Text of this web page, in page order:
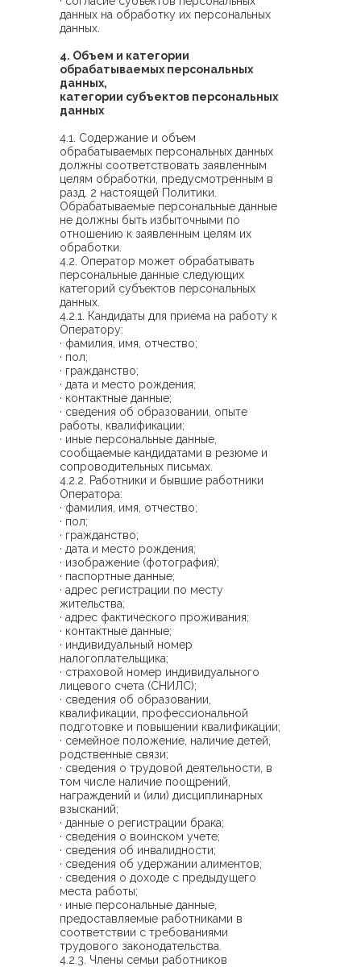
данных на обработку их персональных
данных.
4. Объем и категории
обрабатываемых персональных
данных,
категории субъектов персональных
данных
4.1. Содержание и объем
обрабатываемых персональных данных
должны соответствовать заявленным
целям обработки, предусмотренным в
разд. 2 настоящей Политики.
Обрабатываемые персональные данные
не должны быть избыточными по
отношению к заявленным целям их
обработки.
4.2. Оператор может обрабатывать
персональные данные следующих
категорий субъектов персональных
данных.
4.2.1. Кандидаты для приема на работу к
Оператору:
· фамилия, имя, отчество;
· пол;
· гражданство;
· дата и место рождения;
· контактные данные;
· сведения об образовании, опыте
работы, квалификации;
· иные персональные данные,
сообщаемые кандидатами в резюме и
сопроводительных письмах.
4.2.2. Работники и бывшие работники
Оператора:
· фамилия, имя, отчество;
· пол;
· гражданство;
· дата и место рождения;
· изображение (фотография);
· паспортные данные;
· адрес регистрации по месту
жительства;
· адрес фактического проживания;
· контактные данные;
· индивидуальный номер
налогоплательщика;
· страховой номер индивидуального
лицевого счета (СНИЛС);
· сведения об образовании,
квалификации, профессиональной
подготовке и повышении квалификации;
· семейное положение, наличие детей,
родственные связи;
· сведения о трудовой деятельности, в
том числе наличие поощрений,
награждений и (или) дисциплинарных
взысканий;
· данные о регистрации брака;
· сведения о воинском учете;
· сведения об инвалидности;
· сведения об удержании алиментов;
· сведения о доходе с предыдущего
места работы;
· иные персональные данные,
предоставляемые работниками в
соответствии с требованиями
трудового законодательства.
4.2.3. Члены семьи работников